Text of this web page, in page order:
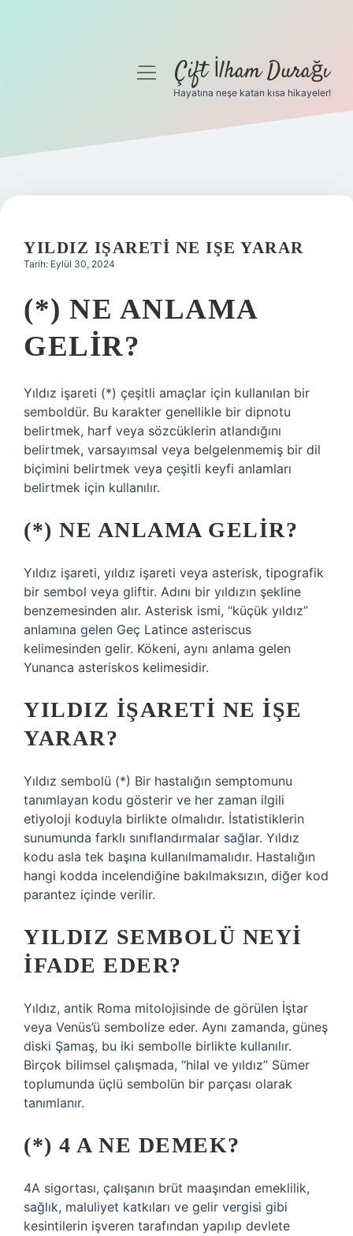
Gizlilik Politikası
Yasal Uyarı
menüyüÇift İlham Durağı
Hayatına neşe katan kısa hikayeler!
YILDIZ IŞARETI NE IŞE YARAR
Tarih: Eylül 30, 2024
(*) NE ANLAMA
GELIR?
Yıldız işareti (*) çeşitli amaçlar için kullanılan bir
semboldür. Bu karakter genellikle bir dipnotu
belirtmek, harf veya sözcüklerin atlandığını
belirtmek, varsayımsal veya belgelenmemiş bir dil
biçimini belirtmek veya çeşitli keyfi anlamları
belirtmek için kullanılır.
(*) NE ANLAMA GELIR?
Yıldız işareti, yıldız işareti veya asterisk, tipografik
bir sembol veya gliftir. Adını bir yıldızın şekline
benzemesinden alır. Asterisk ismi, “küçük yıldız”
anlamına gelen Geç Latince asteriscus
kelimesinden gelir. Kökeni, aynı anlama gelen
Yunanca asteriskos kelimesidir.
YILDIZ IŞARETI NE IŞE
YARAR?
Yıldız sembolü (*) Bir hastalığın semptomunu
tanımlayan kodu gösterir ve her zaman ilgili
etiyoloji koduyla birlikte olmalıdır. İstatistiklerin
sunumunda farklı sınıflandırmalar sağlar. Yıldız
kodu asla tek başına kullanılmamalıdır. Hastalığın
hangi kodda incelendiğine bakılmaksızın, diğer kod
parantez içinde verilir.
YILDIZ SEMBOLÜ NEYI
IFADE EDER?
Yıldız, antik Roma mitolojisinde de görülen İştar
veya Venüs’ü sembolize eder. Aynı zamanda, güneş
diski Şamaş, bu iki sembolle birlikte kullanılır.
Birçok bilimsel çalışmada, “hilal ve yıldız” Sümer
toplumunda üçlü sembolün bir parçası olarak
tanımlanır.
(*) 4 A NE DEMEK?
4A sigortası, çalışanın brüt maaşından emeklilik,
sağlık, maluliyet katkıları ve gelir vergisi gibi
kesintilerin işveren tarafından yapılıp devlete